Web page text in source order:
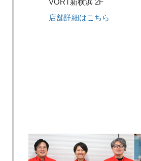
VORT新横浜 2F
店舗詳細はこちら